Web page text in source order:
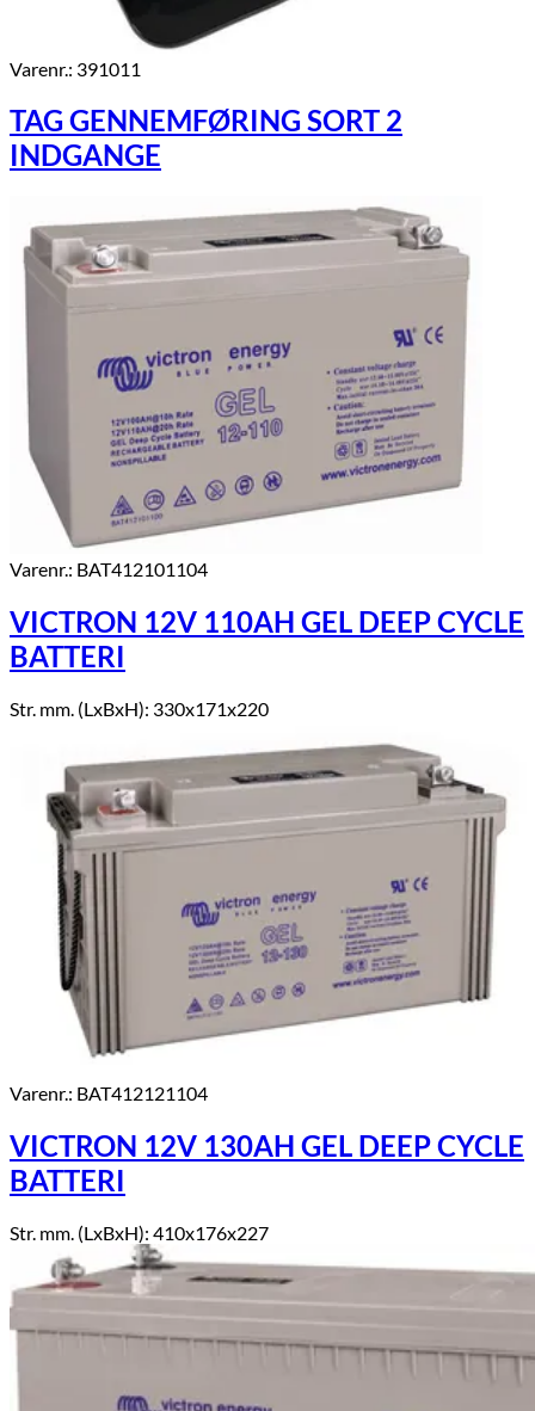
Varenr.: 391011
TAG GENNEMFØRING SORT 2
INDGANGE
Varenr.: BAT412101104
VICTRON 12V 110AH GEL DEEP CYCLE
BATTERI
Str. mm. (LxBxH): 330x171x220
Varenr.: BAT412121104
VICTRON 12V 130AH GEL DEEP CYCLE
BATTERI
Str. mm. (LxBxH): 410x176x227